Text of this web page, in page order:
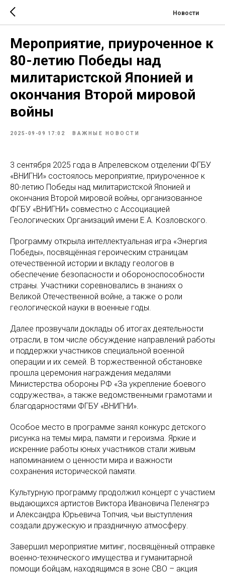
Новости
Мероприятие, приуроченное к
80-летию Победы над
милитаристской Японией и
окончания Второй мировой
войны
2025-09-09 17:02 ВАЖНЫЕ НОВОСТИ
3 сентября 2025 года в Апрелевском отделении ФГБУ
«ВНИГНИ» состоялось мероприятие, приуроченное к
80-летию Победы над милитаристской Японией и
окончания Второй мировой войны, организованное
ФГБУ «ВНИГНИ» совместно с Ассоциацией
Геологических Организаций имени Е.А. Козловского.
Программу открыла интеллектуальная игра «Энергия
Победы», посвящённая героическим страницам
отечественной истории и вкладу геологов в
обеспечение безопасности и обороноспособности
страны. Участники соревновались в знаниях о
Великой Отечественной войне, а также о роли
геологической науки в военные годы.
Далее прозвучали доклады об итогах деятельности
отрасли, в том числе обсуждение направлений работы
и поддержки участников специальной военной
операции и их семей. В торжественной обстановке
прошла церемония награждения медалями
Министерства обороны РФ «За укрепление боевого
содружества», а также ведомственными грамотами и
благодарностями ФГБУ «ВНИГНИ».
Особое место в программе занял конкурс детского
рисунка на темы мира, памяти и героизма. Яркие и
искренние работы юных участников стали живым
напоминанием о ценности мира и важности
сохранения исторической памяти.
Культурную программу продолжил концерт с участием
выдающихся артистов Виктора Ивановича Пеленягрэ
и Александра Юрьевича Топчия, чьи выступления
создали дружескую и праздничную атмосферу.
Завершил мероприятие митинг, посвящённый отправке
военно-технического имущества и гуманитарной
помощи бойцам, находящимся в зоне СВО – акция